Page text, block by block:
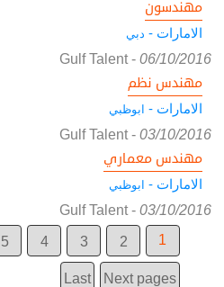
مهندسون
الامارات - دبي
Gulf Talent- 06/10/2016
مهندس نظم
الامارات - ابوظبي
Gulf Talent- 03/10/2016
مهندس معماري
الامارات - ابوظبي
Gulf Talent- 03/10/2016
1
2
3
4
5
Next pages
Last